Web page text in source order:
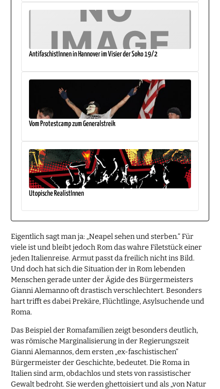
AntifaschistInnen in Hannover im Visier der Soko 19/2
Vom Protestcamp zum Generalstreik
Utopische RealistInnen
Eigentlich sagt man ja: „Neapel sehen und sterben.“ Für
viele ist und bleibt jedoch Rom das wahre Filetstück einer
jeden Italienreise. Armut passt da freilich nicht ins Bild.
Und doch hat sich die Situation der in Rom lebenden
Menschen gerade unter der Ägide des Bürgermeisters
Gianni Alemanno oft drastisch verschlechtert. Besonders
hart trifft es dabei Prekäre, Flüchtlinge, Asylsuchende und
Roma.
Das Beispiel der Romafamilien zeigt besonders deutlich,
was römische Marginalisierung in der Regierungszeit
Gianni Alemannos, dem ersten „ex-faschistischen“
Bürgermeister der Geschichte, bedeutet. Die Roma in
Italien sind arm, obdachlos und stets von rassistischer
Gewalt bedroht. Sie werden ghettoisiert und als „von Natur